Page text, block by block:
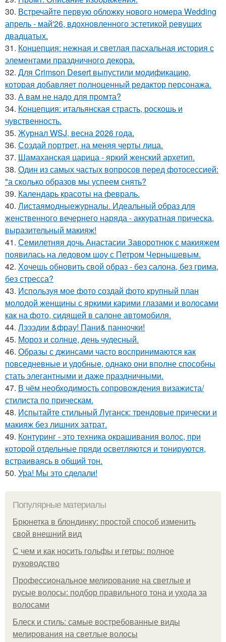
30. Встречайте первую обложку нового номера Wedding
апрель - май'26, вдохновленного эстетикой ревущих
двадцатых.
31. Концепция: нежная и светлая пасхальная история с
элементами праздничного декора.
32. Для Crimson Desert выпустили модификацию,
которая добавляет полноценный редактор персонажа.
33. А вам не надо для промта?
34. Концепция: итальянская страсть, роскошь и
чувственность.
35. Журнал WSJ, весна 2026 года.
36. Создай портрет, на меняя черты лица.
37. Шамаханская царица - яркий женский архетип.
38. Один из самых частых вопросов перед фотосессией:
"а сколько образов мы успеем снять?
39. Календарь красоты на февраль.
40. Листаямодныежурналы. Идеальный образ для
женственного вечернего наряда - аккуратная прическа,
выразительный макияж!
41. Семилетняя дочь Анастасии Заворотнюк с макияжем
появилась на ледовом шоу с Петром Чернышевым.
42. Хочешь обновить свой образ - без салона, без грима,
без стресса?
43. Используя мое фото создай фото крупный план
молодой женщины с яркими карими глазами и волосами
как на фото, сидящей в салоне автомобиля.
44. Лэээдии &фрау! Пани& панночки!
45. Мороз и солнце, день чудесный.
46. Образы с джинсами часто воспринимаются как
повседневные и удобные, однако они вполне способны
стать элегантными и даже праздничными.
47. В чём необходимость сопровождения визажиста/
стилиста по прическам.
48. Испытайте стильный Луганск: трендовые прически и
макияж без лишних затрат.
49. Контуринг - это техника окрашивания волос, при
которой отдельные пряди осветляются и тонируются,
встраиваясь в общий тон.
50. Ура! Мы это сделали!
Популярные материалы
Брюнетка в блондинку: простой способ изменить
свой внешний вид
С чем и как носить гольфы и гетры: полное
руководство
Профессиональное мелирование на светлые и
русые волосы: подбор правильного тона и ухода за
волосами
Блеск и стиль: самые востребованные виды
мелирования на светлые волосы